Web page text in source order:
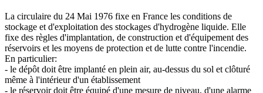
La circulaire du 24 Mai 1976 fixe en France les conditions de
stockage et d'exploitation des stockages d'hydrogène liquide. Elle
fixe des règles d'implantation, de construction et d'équipement des
réservoirs et les moyens de protection et de lutte contre l'incendie.
En particulier:
- le dépôt doit être implanté en plein air, au-dessus du sol et clôturé
même à l'intérieur d'un établissement
- le réservoir doit être équipé d'une mesure de niveau, d'une alarme